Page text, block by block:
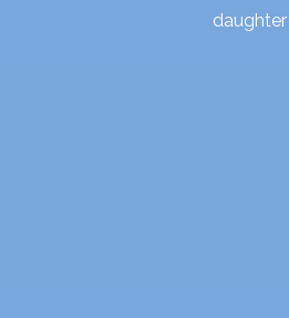
daughter